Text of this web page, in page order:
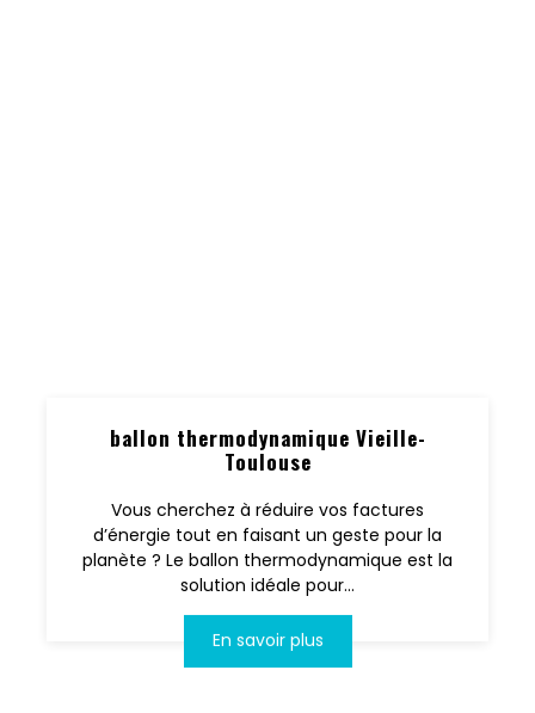
ballon thermodynamique Vieille-
Toulouse
Vous cherchez à réduire vos factures
d’énergie tout en faisant un geste pour la
planète ? Le ballon thermodynamique est la
solution idéale pour...
En savoir plus